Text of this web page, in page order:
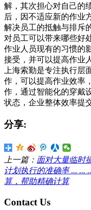
解，其次担心对自己的
后，因不适应新的作业
解决员工的抵触与排斥
对员工可以带来哪些好
作业人员现有的习惯的
接受，并可以提高作业
上海索勤是专注执行
作，可以提高作业效率
作，通过智能化的穿戴
状态，企业整体效率提
分享:
上一篇： 面对大量临时
计划执行的准确率 ... ...
算，帮助精确计算
Contact Us